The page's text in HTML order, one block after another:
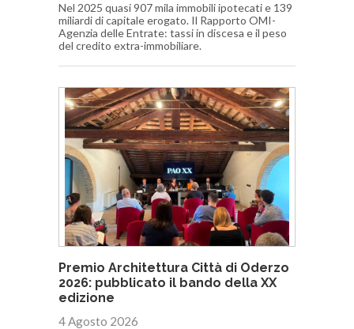
Nel 2025 quasi 907 mila immobili ipotecati e 139
miliardi di capitale erogato. Il Rapporto OMI-
Agenzia delle Entrate: tassi in discesa e il peso
del credito extra-immobiliare.
Premio Architettura Città di Oderzo
2026: pubblicato il bando della XX
edizione
4 Agosto 2026